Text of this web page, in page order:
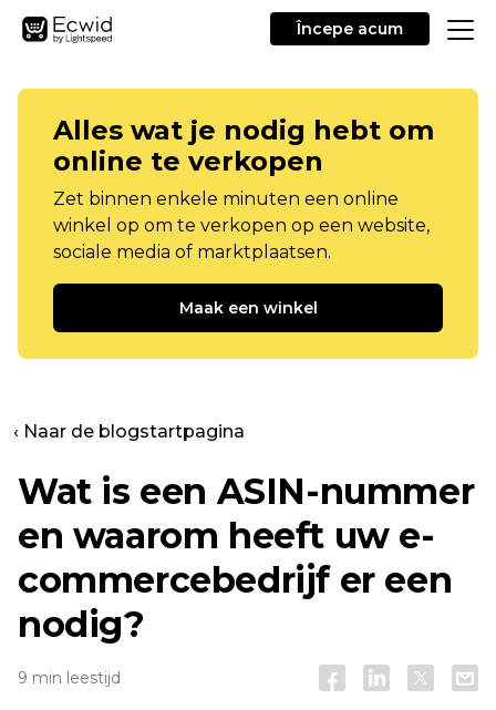
Începe acum
Alles wat je nodig hebt om
online te verkopen
Zet binnen enkele minuten een online
winkel op om te verkopen op een website,
sociale media of marktplaatsen.
Maak een winkel
‹ Naar de blogstartpagina
Wat is een ASIN-nummer
en waarom heeft uw e-
commercebedrijf er een
nodig?
9 min leestijd